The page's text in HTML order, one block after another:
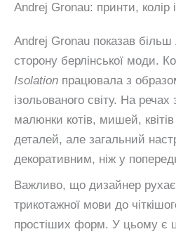
Andrej Gronau: принти, колір
Andrej Gronau показав більш
сторону берлінської моди.
Isolation працювала з
ізольованого світу. На речах
малюнки котів, мишей,
деталей, але загальний
декоративним, ніж у
Важливо, що дизайнер
трикотажної мови до
простіших форм. У цьому є